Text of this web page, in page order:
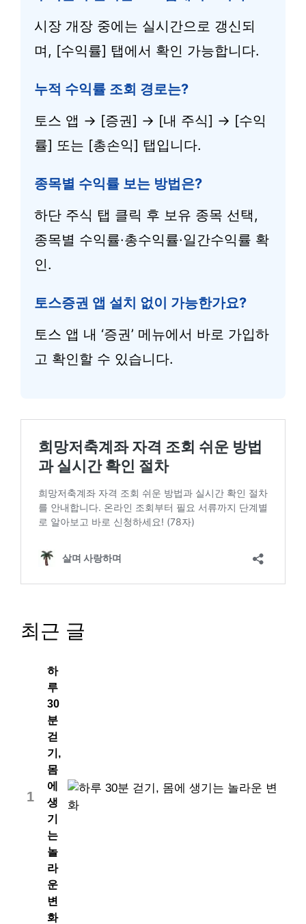
시장 개장 중에는 실시간으로 갱신되
며, [수익률] 탭에서 확인 가능합니다.
누적 수익률 조회 경로는?
토스 앱 → [증권] → [내 주식] → [수익
률] 또는 [총손익] 탭입니다.
종목별 수익률 보는 방법은?
하단 주식 탭 클릭 후 보유 종목 선택,
종목별 수익률·총수익률·일간수익률 확
인.
토스증권 앱 설치 없이 가능한가요?
토스 앱 내 ‘증권’ 메뉴에서 바로 가입하
고 확인할 수 있습니다.
최근 글
1
하
루
30
분
걷
기,
몸
에
생
기
는
놀
라
운
변
화